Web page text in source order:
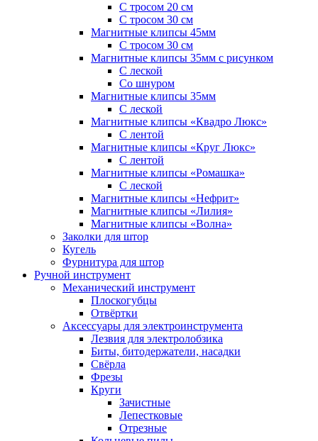
С тросом 20 см
С тросом 30 см
Магнитные клипсы 45мм
С тросом 30 см
Магнитные клипсы 35мм с рисунком
С леской
Со шнуром
Магнитные клипсы 35мм
С леской
Магнитные клипсы «Квадро Люкс»
С лентой
Магнитные клипсы «Круг Люкс»
С лентой
Магнитные клипсы «Ромашка»
С леской
Магнитные клипсы «Нефрит»
Магнитные клипсы «Лилия»
Магнитные клипсы «Волна»
Заколки для штор
Кугель
Фурнитура для штор
Ручной инструмент
Механический инструмент
Плоскогубцы
Отвёртки
Аксессуары для электроинструмента
Лезвия для электролобзика
Биты, битодержатели, насадки
Свёрла
Фрезы
Круги
Зачистные
Лепестковые
Отрезные